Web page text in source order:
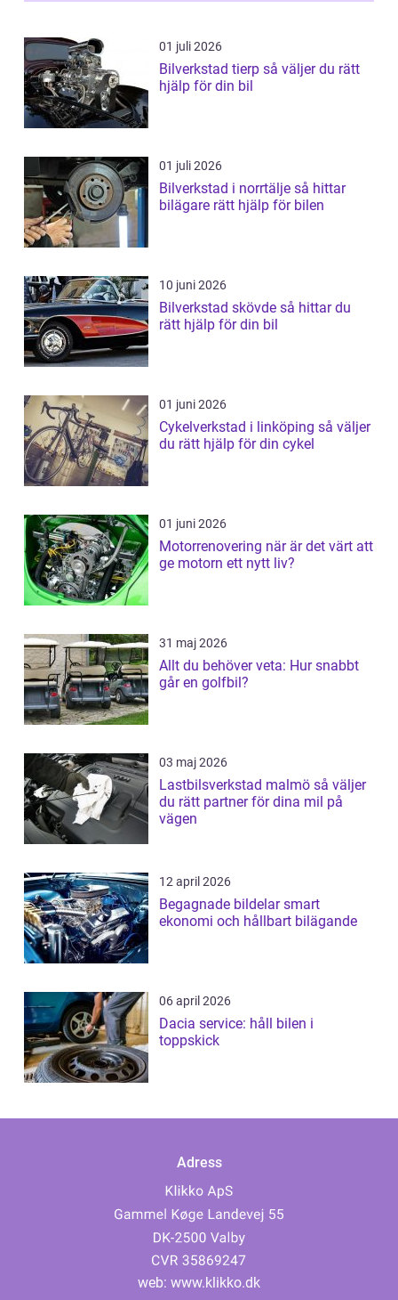
01 juli 2026
Bilverkstad tierp så väljer du rätt
hjälp för din bil
01 juli 2026
Bilverkstad i norrtälje så hittar
bilägare rätt hjälp för bilen
10 juni 2026
Bilverkstad skövde så hittar du
rätt hjälp för din bil
01 juni 2026
Cykelverkstad i linköping så väljer
du rätt hjälp för din cykel
01 juni 2026
Motorrenovering när är det värt att
ge motorn ett nytt liv?
31 maj 2026
Allt du behöver veta: Hur snabbt
går en golfbil?
03 maj 2026
Lastbilsverkstad malmö så väljer
du rätt partner för dina mil på
vägen
12 april 2026
Begagnade bildelar smart
ekonomi och hållbart bilägande
06 april 2026
Dacia service: håll bilen i
toppskick
Adress
web: www.klikko.dk